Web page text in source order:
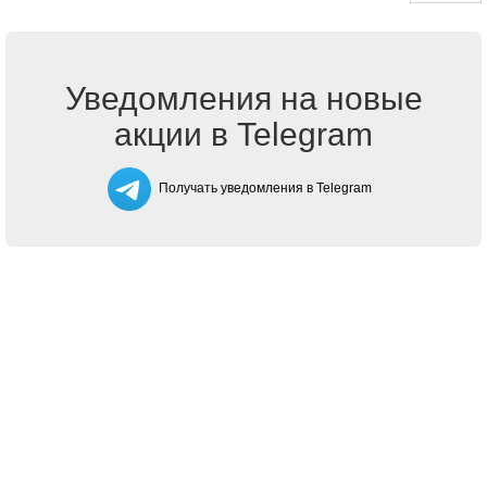
Уведомления на новые
акции в Telegram
Получать уведомления в Telegram